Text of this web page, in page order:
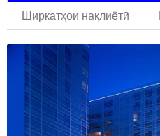
Ширкатҳои нақлиётӣ